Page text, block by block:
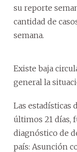
su reporte
cantidad de
semana.
Existe baja
general la
Las estadísticas
últimos 21 días,
diagnóstico de
país: Asunción